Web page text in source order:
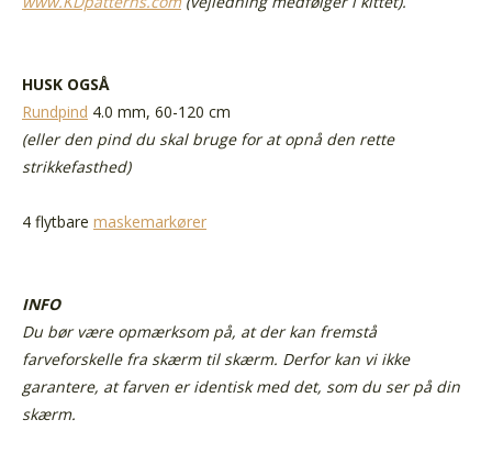
HUSK OGSÅ
Rundpind 4.0 mm, 60-120 cm
(eller den pind du skal bruge for at opnå den rette
strikkefasthed)
4 flytbare maskemarkører
INFO
Du bør være opmærksom på, at der kan fremstå
farveforskelle fra skærm til skærm. Derfor kan vi ikke
garantere, at farven er identisk med det, som du ser på din
skærm.